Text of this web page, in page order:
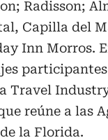
Radisson;
Capilla del
Inn Morros.
Travel
reúne a las
la Florida.